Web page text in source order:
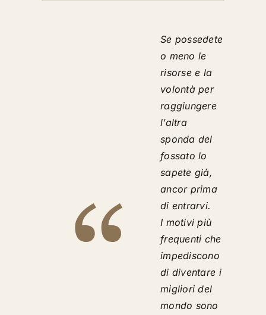
Se possedete
o meno le
risorse e la
volontà per
raggiungere
l’altra
sponda del
fossato lo
sapete già,
ancor prima
di entrarvi.
I motivi più
frequenti che
impediscono
di diventare i
migliori del
mondo sono